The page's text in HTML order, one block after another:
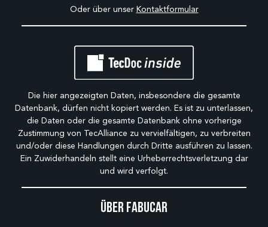
Über Fabucar
Oder über unser Kontaktformular
Die hier angezeigten Daten, insbesondere die gesamte
Datenbank, dürfen nicht kopiert werden. Es ist zu unterlassen,
die Daten oder die gesamte Datenbank ohne vorherige
Zustimmung von TecAlliance zu vervielfältigen, zu verbreiten
und/oder diese Handlungen durch Dritte ausführen zu lassen.
Ein Zuwiderhandeln stellt eine Urheberrechtsverletzung dar
und wird verfolgt.